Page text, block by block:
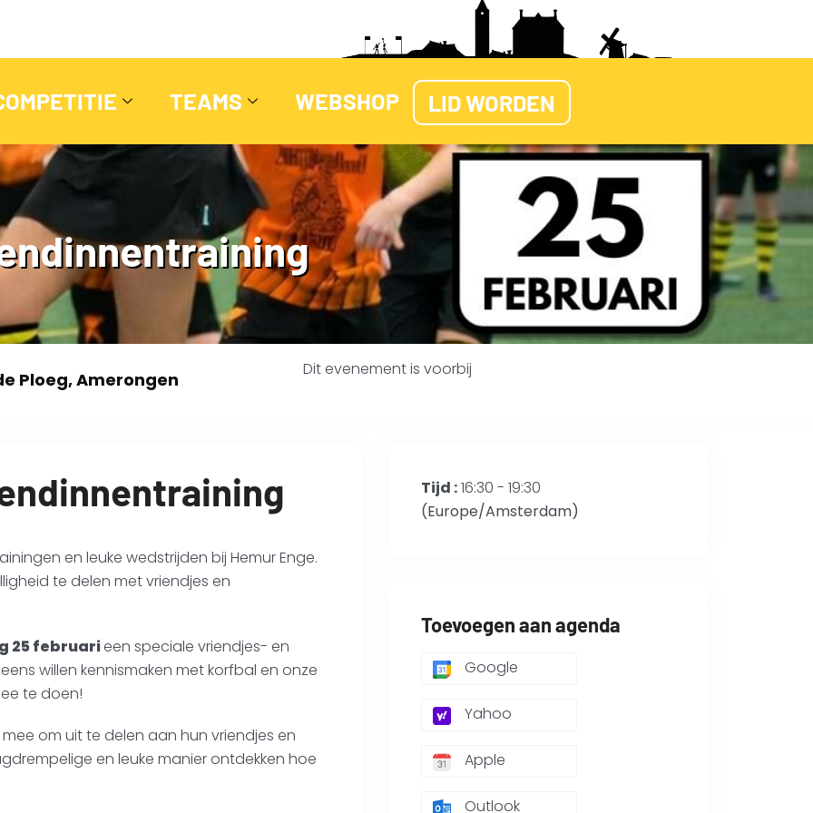
TEAMS WEBSHOP LID WORDEN
Ploeg, Amerongen Dit evenement is voorbij
en leuke wedstrijden bij Hemur Enge.
te delen met vriendjes en
25 februarieen speciale vriendjes- en
willen kennismaken met korfbal en onze
te doen!
om uit te delen aan hun vriendjes en
en leuke manier ontdekken hoe
Tijd :16:30 - 19:30
(Europe/Amsterdam)
Toevoegen aan agenda
Google
Yahoo
Apple
Outlook